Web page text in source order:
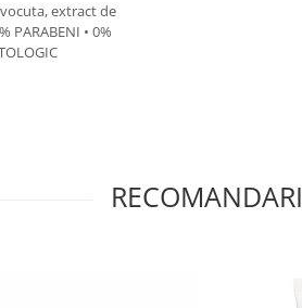
extract de
PARABENI • 0%
RECOMANDARI